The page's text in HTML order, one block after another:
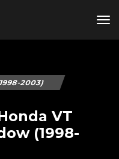
2003)
VT
(1998-